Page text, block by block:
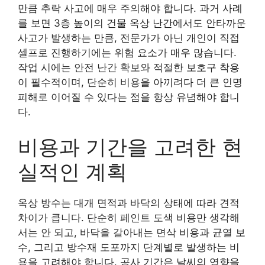
만큼 추락 사고에 매우 주의해야 합니다. 과거 사례
를 보면 3층 높이의 건물 옥상 난간에서도 안타까운
사고가 발생하는 만큼, 전문가가 아닌 개인이 직접
셀프로 진행하기에는 위험 요소가 매우 많습니다.
작업 시에는 안전 난간 확보와 적절한 보호구 착용
이 필수적이며, 단순히 비용을 아끼려다 더 큰 인명
피해로 이어질 수 있다는 점을 항상 유념해야 합니
다.
비용과 기간을 고려한 현
실적인 계획
옥상 방수는 대개 면적과 바닥의 상태에 따라 견적
차이가 큽니다. 단순히 페인트 도색 비용만 생각해
서는 안 되고, 바닥을 갈아내는 면삭 비용과 균열 보
수, 그리고 방수재 도포까지 단계별로 발생하는 비
용을 고려해야 합니다. 공사 기간은 날씨의 영향을